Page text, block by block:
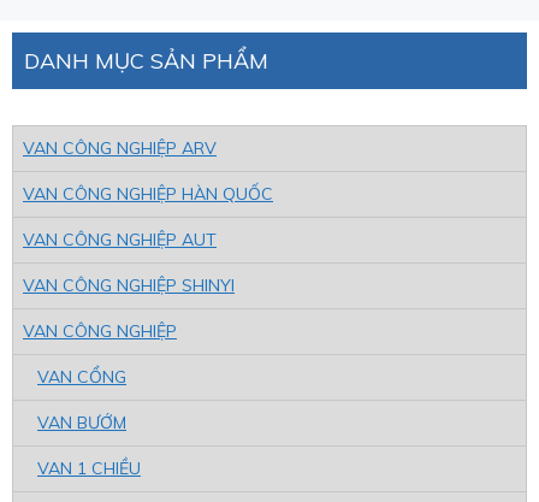
DANH MỤC SẢN PHẨM
VAN CÔNG NGHIỆP ARV
VAN CÔNG NGHIỆP HÀN QUỐC
VAN CÔNG NGHIỆP AUT
VAN CÔNG NGHIỆP SHINYI
VAN CÔNG NGHIỆP
VAN CỔNG
VAN BƯỚM
VAN 1 CHIỀU